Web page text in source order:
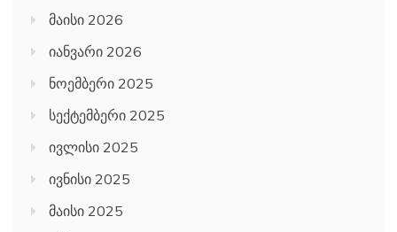
მაისი 2026
იანვარი 2026
ნოემბერი 2025
სექტემბერი 2025
ივლისი 2025
ივნისი 2025
მაისი 2025